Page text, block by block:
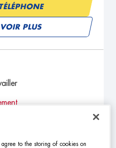
TÉLÉPHONE
VOIR PLUS
to the storing of cookies on